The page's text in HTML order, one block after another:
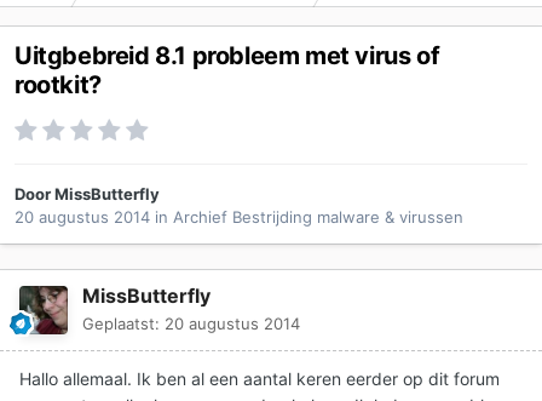
Uitgbebreid 8.1 probleem met virus of
rootkit?
DoorMissButterfly
20 augustus 2014 in Archief Bestrijding malware & virussen
MissButterfly
Geplaatst: 20 augustus 2014
Hallo allemaal. Ik ben al een aantal keren eerder op dit forum